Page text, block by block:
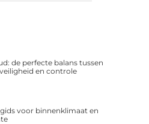
de perfecte balans tussen
en controle
voor binnenklimaat en